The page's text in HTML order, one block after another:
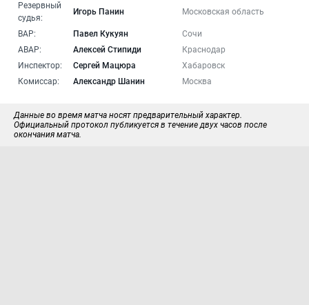
Резервный
судья:
Игорь Панин Московская область
ВАР: Павел Кукуян
Сочи
АВАР:
Алексей Стипиди
Краснодар
Инспектор:
Сергей Мацюра
Хабаровск
Комиссар:
Александр Шанин Москва
Данные во время матча носят предварительный характер.
Официальный протокол публикуется в течение двух часов после
окончания матча.